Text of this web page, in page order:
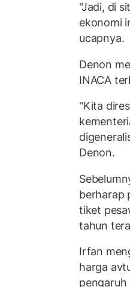
"Jadi, di
ekonomi
ucapnya.
Denon
INACA
"Kita
Denon.
berharap
tiket
tahun
Irfan
harga
pengaruh